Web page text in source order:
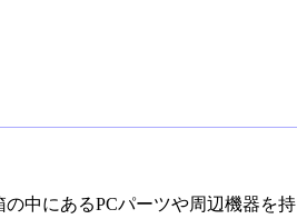
中にあるPCパーツや周辺機器を持